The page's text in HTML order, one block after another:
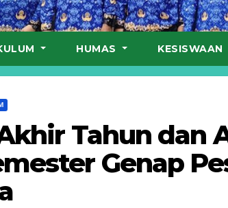
HUMAS KESISWAAN
Tahun dan
Genap